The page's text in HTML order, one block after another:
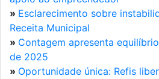
» Esclarecimento sobre
Receita Municipal
» Contagem apresenta
de 2025
» Oportunidade única: Refis